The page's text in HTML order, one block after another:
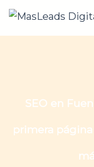
SEO en
primera